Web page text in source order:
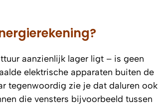
aanzienlijk lager ligt – is geen
elektrische apparaten buiten de
tegenwoordig zie je dat daluren ook
die vensters bijvoorbeeld tussen